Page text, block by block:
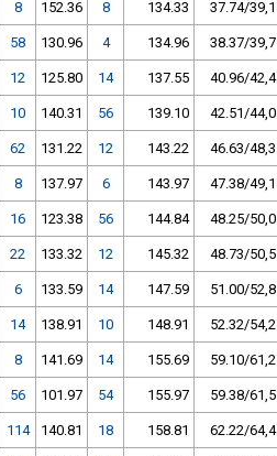
8 152.36 8 134.33 37.74/39,1
58 130.96 4 134.96 38.37/39,7
12 125.80 14 137.55 40.96/42,4
10 140.31 56 139.10 42.51/44,0
62 131.22 12 143.22 46.63/48,3
8 137.97 6 143.97 47.38/49,1
16 123.38 56 144.84 48.25/50,0
22 133.32 12 145.32 48.73/50,5
6 133.59 14 147.59 51.00/52,8
14 138.91 10 148.91 52.32/54,2
8 141.69 14 155.69 59.10/61,2
56 101.97 54 155.97 59.38/61,5
114 140.81 18 158.81 62.22/64,4